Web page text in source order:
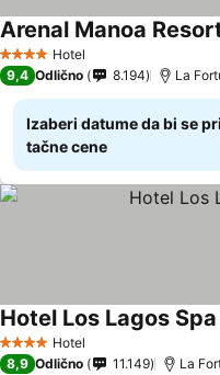
4 ZvezdiceHotel
Arenal Manoa
9,4 Odlično 8.194 La
Izaberi datume da bi se
tačne cene
4 ZvezdiceHotel
Hotel Los Lagos
8,9 Odlično 11.149 La